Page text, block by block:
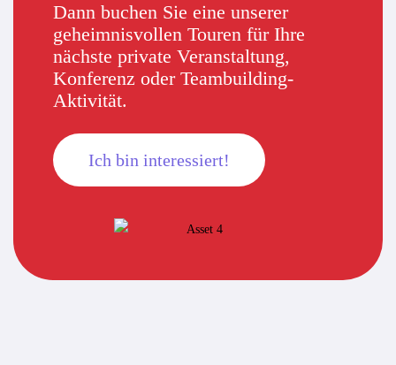
Dann buchen Sie eine unserer
geheimnisvollen Touren für Ihre
nächste private Veranstaltung,
Konferenz oder Teambuilding-
Aktivität.
Ich bin interessiert!